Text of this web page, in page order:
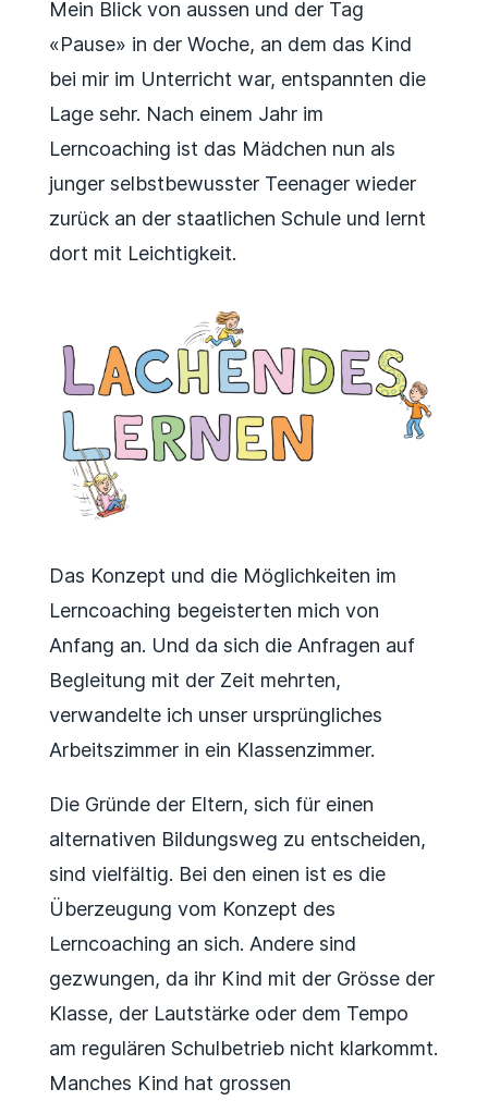
Mein Blick von aussen und der Tag
«Pause» in der Woche, an dem das Kind
bei mir im Unterricht war, entspannten die
Lage sehr. Nach einem Jahr im
Lerncoaching ist das Mädchen nun als
junger selbstbewusster Teenager wieder
zurück an der staatlichen Schule und lernt
dort mit Leichtigkeit.
Das Konzept und die Möglichkeiten im
Lerncoaching begeisterten mich von
Anfang an. Und da sich die Anfragen auf
Begleitung mit der Zeit mehrten,
verwandelte ich unser ursprüngliches
Arbeitszimmer in ein Klassenzimmer.
Die Gründe der Eltern, sich für einen
alternativen Bildungsweg zu entscheiden,
sind vielfältig. Bei den einen ist es die
Überzeugung vom Konzept des
Lerncoaching an sich. Andere sind
gezwungen, da ihr Kind mit der Grösse der
Klasse, der Lautstärke oder dem Tempo
am regulären Schulbetrieb nicht klarkommt.
Manches Kind hat grossen